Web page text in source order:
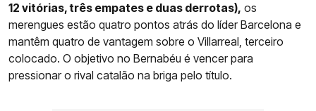
12 vitórias, três empates e duas derrotas), os
merengues estão quatro pontos atrás do líder Barcelona e
mantêm quatro de vantagem sobre o Villarreal, terceiro
colocado. O objetivo no Bernabéu é vencer para
pressionar o rival catalão na briga pelo título.